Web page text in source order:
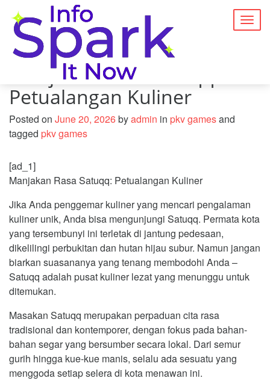
Manjakan Rasa Satuqq:
Petualangan Kuliner
Posted on June 20, 2026byadmin in pkv gamesand
tagged pkv games
[ad_1]
Manjakan Rasa Satuqq: Petualangan Kuliner
Jika Anda penggemar kuliner yang mencari pengalaman
kuliner unik, Anda bisa mengunjungi Satuqq. Permata kota
yang tersembunyi ini terletak di jantung pedesaan,
dikelilingi perbukitan dan hutan hijau subur. Namun jangan
biarkan suasananya yang tenang membodohi Anda –
Satuqq adalah pusat kuliner lezat yang menunggu untuk
ditemukan.
Masakan Satuqq merupakan perpaduan cita rasa
tradisional dan kontemporer, dengan fokus pada bahan-
bahan segar yang bersumber secara lokal. Dari semur
gurih hingga kue-kue manis, selalu ada sesuatu yang
menggoda setiap selera di kota menawan ini.